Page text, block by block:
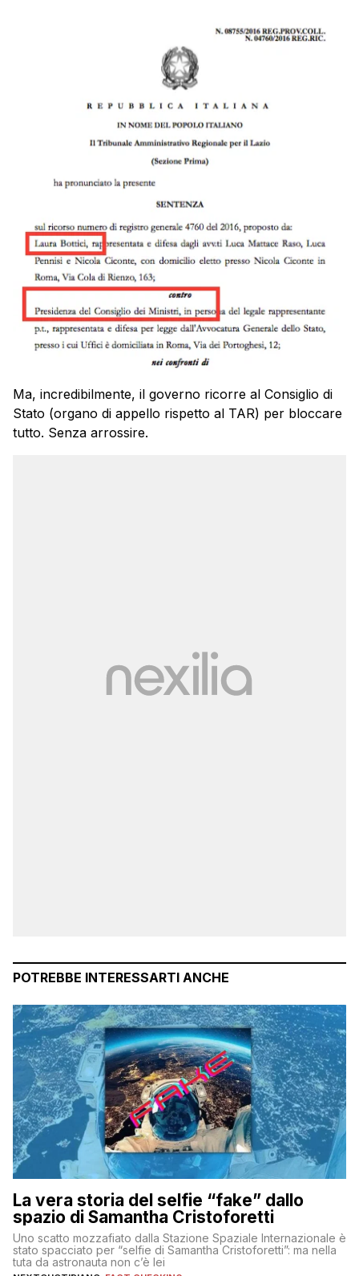
Ma, incredibilmente, il governo ricorre al Consiglio di
Stato (organo di appello rispetto al TAR) per bloccare
tutto. Senza arrossire.
POTREBBE INTERESSARTI ANCHE
La vera storia del selfie “fake” dallo
spazio di Samantha Cristoforetti
Uno scatto mozzafiato dalla Stazione Spaziale Internazionale è
stato spacciato per “selfie di Samantha Cristoforetti”: ma nella
tuta da astronauta non c’è lei